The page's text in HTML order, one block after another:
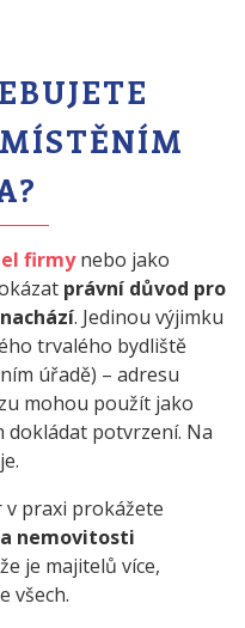
firmynebo jako
právní důvod pro
. Jedinou výjimku
trvalého bydliště
úřadě) – adresu
mohou použít jako
dokládat potvrzení. Na
praxi prokážete
nemovitosti
je majitelů více,
všech.